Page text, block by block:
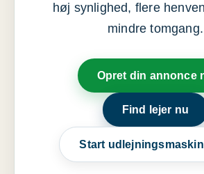
høj synlighed, flere
mindre tomgang.
Opret din annonce
Find lejer nu
Start